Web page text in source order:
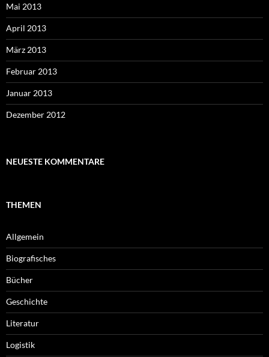
Mai 2013
April 2013
März 2013
Februar 2013
Januar 2013
Dezember 2012
NEUESTE KOMMENTARE
THEMEN
Allgemein
Biografisches
Bücher
Geschichte
Literatur
Logistik